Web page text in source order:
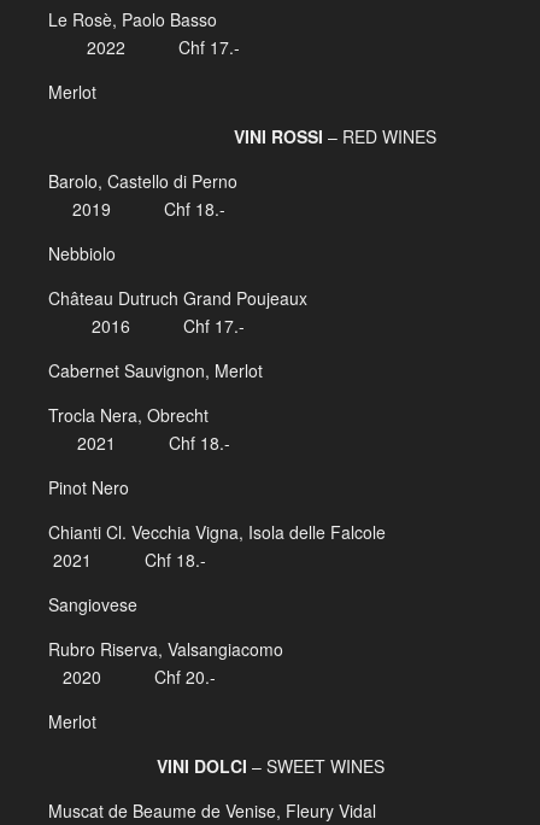
Le Rosè, Paolo Basso
2022 Chf 17.-
Merlot
VINI ROSSI – RED WINES
Barolo, Castello di Perno
2019 Chf 18.-
Nebbiolo
Château Dutruch Grand Poujeaux
2016 Chf 17.-
Cabernet Sauvignon, Merlot
Trocla Nera, Obrecht
2021 Chf 18.-
Pinot Nero
Chianti Cl. Vecchia Vigna, Isola delle Falcole
2021 Chf 18.-
Sangiovese
Rubro Riserva, Valsangiacomo
2020 Chf 20.-
Merlot
VINI DOLCI – SWEET WINES
Muscat de Beaume de Venise, Fleury Vidal